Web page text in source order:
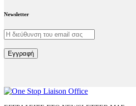
facebook-
linkedin
twitter-
Newsletter
Εγγραφή